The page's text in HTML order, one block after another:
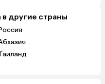
другие страны